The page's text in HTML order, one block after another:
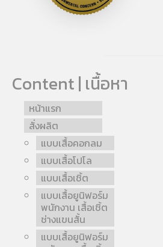
Content | เนื้อหา
หน้าแรก
สั่งผลิต
แบบเสื้อคอกลม
แบบเสื้อโปโล
แบบเสื้อเชิ้ต
แบบเสื้อยูนิฟอร์ม
พนักงาน เสื้อเชิ้ต
ช่างแขนสั้น
แบบเสื้อยูนิฟอร์ม